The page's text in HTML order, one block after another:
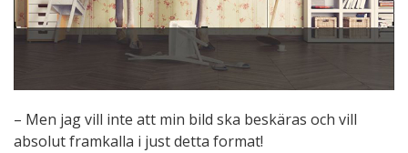
– Men jag vill inte att min bild ska beskäras och vill
absolut framkalla i just detta format!